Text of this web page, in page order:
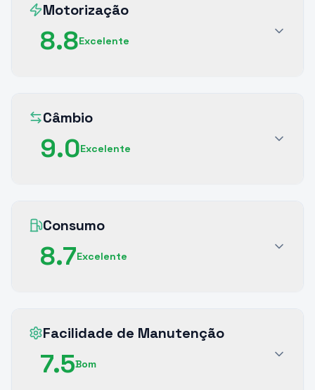
Motorização
8.8Excelente
Câmbio
9.0Excelente
Consumo
8.7Excelente
Facilidade de Manutenção
7.5Bom